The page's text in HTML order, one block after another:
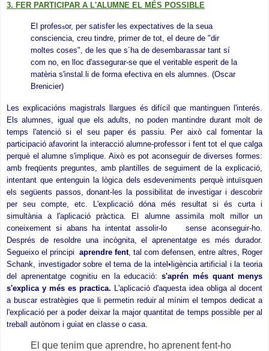
3. FER PARTICIPAR A L'ALUMNE EL MÉS POSSIBLE
El professor, per satisfer les expectatives de la seua
consciencia, creu tindre, primer de tot, el deure de "dir
moltes coses", de les que s´ha de desembarassar tant sí
com no, en lloc d'assegurar-se que el veritable esperit de la
matèria s'instal.li de forma efectiva en els alumnes. (Oscar
Brenicier)
Les explicacións magistrals llargues és difícil que mantinguen l'interés.
Els alumnes, igual que els adults, no poden mantindre durant molt de
temps l'atenció si el seu paper és passiu. Per això cal fomentar la
participació afavorint la interacció alumne-professor i fent tot el que calga
perquè el alumne s'implique. Això es pot aconseguir de diverses formes:
amb freqüents preguntes, amb plantilles de seguiment de la explicació,
intentant que entenguin la lògica dels esdeveniments perquè intuïsquen
els següents passos, donant-les la possibilitat de investigar i descobrir
per seu compte, etc. L'explicació dóna més resultat si és curta i
simultània a l'aplicació pràctica. El alumne assimila molt millor un
coneixement si abans ha intentat assolir-lo sense aconseguir-ho.
Després de resoldre una incògnita, el aprenentatge es més durador.
Segueixo el principi aprendre fent, tal com defensen, entre altres, Roger
Schank, investigador sobre el tema de la intel•ligència artificial i la teoria
del aprenentatge cognitiu en la educació:s'aprén més quant menys
s'explica y més es practica. L'aplicació d'aquesta idea obliga al docent
a buscar estratègies que li permetin reduir al mínim el tempos dedicat a
l'explicació per a poder deixar la major quantitat de temps possible per al
treball autònom i guiat en classe o casa.
El que tenim que aprendre, ho aprenent fent-ho